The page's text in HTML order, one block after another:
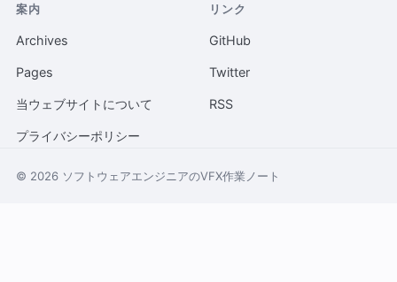
案内
Archives
Pages
当ウェブサイトについて
プライバシーポリシー
リンク
GitHub
Twitter
RSS
© 2026 ソフトウェアエンジニアのVFX作業ノート